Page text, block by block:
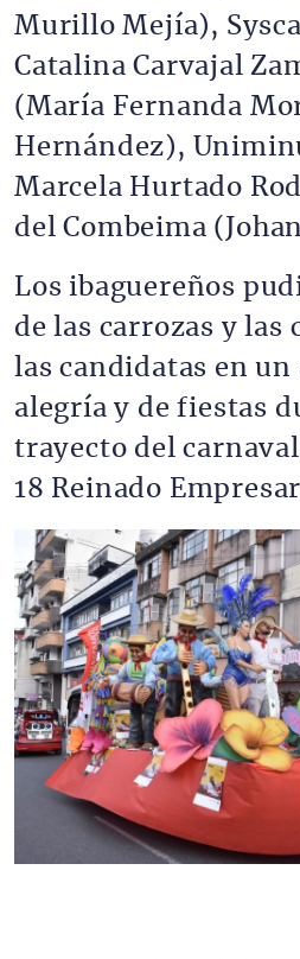
Murillo Mejía),
Catalina Carvajal
(María Fernanda
Hernández),
Marcela Hurtado
del Combeima
Los ibaguereños
de las carrozas y las
las candidatas en
alegría y de fiestas
trayecto del
18 Reinado
Imagen